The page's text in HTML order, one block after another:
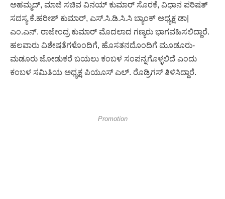
ಅಹಮ್ಮದ್, ಮಾಜಿ ಸಚಿವ ವಿನಯ್ ಕುಮಾರ್ ಸೊರಕೆ, ವಿಧಾನ ಪರಿಷತ್
ಸದಸ್ಯ ಕೆ.ಹರೀಶ್ ಕುಮಾರ್, ಎಸ್.ಸಿ.ಡಿ.ಸಿ.ಸಿ ಬ್ಯಾಂಕ್ ಅಧ್ಯಕ್ಷ ಡಾ|
ಎಂ.ಎನ್. ರಾಜೇಂದ್ರ ಕುಮಾರ್ ಮೊದಲಾದ ಗಣ್ಯರು ಭಾಗವಹಿಸಲಿದ್ದಾರೆ.
ಹಲವಾರು ವಿಶೇಷತೆಗಳೊಂದಿಗೆ, ಹೊಸತನದೊಂದಿಗೆ ಮೂಡೂರು-
ಮಡೂರು ಜೋಡುಕರೆ ಬಯಲು ಕಂಬಳ ಸಂಪನ್ನಗೊಳ್ಳಲಿದೆ ಎಂದು
ಕಂಬಳ ಸಮಿತಿಯ ಅಧ್ಯಕ್ಷ ಪಿಯೂಸ್ ಎಲ್. ರೊಡ್ರಿಗಸ್ ತಿಳಿಸಿದ್ದಾರೆ.
Promotion